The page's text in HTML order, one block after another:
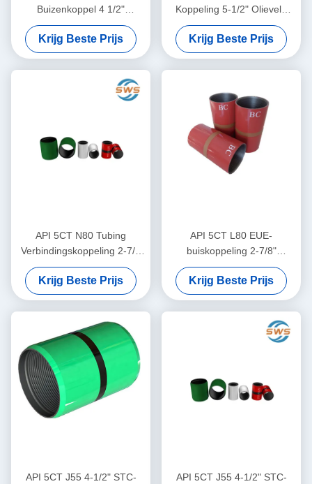
Buizenkoppel 4 1/2"
Naadloze stalen
buizenkoppel voor olie- en
gasproductie, gebruikt voor
buisverbinding op
middelgrote diepte voor olie-
en gasproductie en
Krijg Beste Prijs
Koppeling 5-1/2" Olieveld
Aardgas Opvangleiding
Connector
Krijg Beste Prijs
API 5CT N80 Tubing
Verbindingskoppeling 2-7/8
inch voor Olieveld
Puttenonderhoud, Reparatie
en Pijpvervanging
Krijg Beste Prijs
API 5CT L80 EUE-
buiskoppeling 2-7/8"
naadloze stalen
buiskoppelaar voor olie- en
gasproductie, gebruikt voor
buisverbinding op
middelgrote diepte voor olie-
en gasproductie en
afgrond
Krijg Beste Prijs
API 5CT J55 4-1/2" STC-
API 5CT J55 4-1/2" STC-